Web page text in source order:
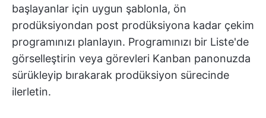
başlayanlar için uygun şablonla, ön
prodüksiyondan post prodüksiyona kadar çekim
programınızı planlayın. Programınızı bir Liste'de
görselleştirin veya görevleri Kanban panonuzda
sürükleyip bırakarak prodüksiyon sürecinde
ilerletin.